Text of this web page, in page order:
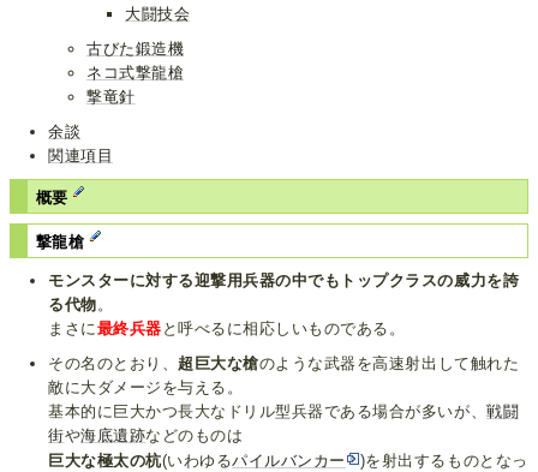
大闘技会
古びた鍛造機
ネコ式撃龍槍
撃竜針
余談
関連項目
概要
撃龍槍
モンスターに対する迎撃用兵器の中でもトップクラスの威力を誇
る代物。
まさに最終兵器 と呼べるに相応しいものである。
その名のとおり、超巨大な槍のような武器を高速射出して触れた
敵に大ダメージを与える。
基本的に巨大かつ長大なドリル型兵器である場合が多いが、戦闘
街や海底遺跡などのものは
巨大な極太の杭(いわゆるパイルバンカー
)を射出するものとなっ